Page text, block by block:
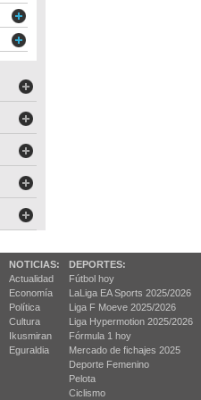
NOTICIAS:
Actualidad
Economía
Política
Cultura
Ikusmiran
Eguraldia
DEPORTES:
Fútbol hoy
LaLiga EA Sports 2025/2026
Liga F Moeve 2025/2026
Liga Hypermotion 2025/2026
Fórmula 1 hoy
Mercado de fichajes 2025
Deporte Femenino
Pelota
Ciclismo